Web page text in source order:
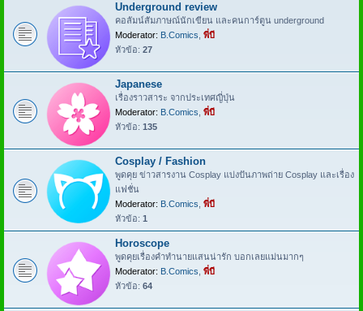
Underground review
คอลัมน์สัมภาษณ์นักเขียน และคนการ์ตูน underground
Moderator: B.Comics พี่บี
หัวข้อ: 27
Japanese
เรื่องราวสาระ จากประเทศญี่ปุ่น
Moderator: B.Comics พี่บี
หัวข้อ: 135
Cosplay / Fashion
พูดคุย ข่าวสารงาน Cosplay แบ่งปันภาพถ่าย Cosplay และเรื่อง
แฟชั่น
Moderator: B.Comics พี่บี
หัวข้อ: 1
Horoscope
พูดคุยเรื่องคำทำนายแสนน่ารัก บอกเลยแม่นมากๆ
Moderator: B.Comics พี่บี
หัวข้อ: 64